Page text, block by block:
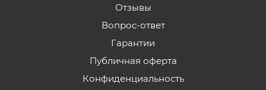
Отзывы
Вопрос-ответ
Гарантии
Публичная оферта
Конфиденциальность